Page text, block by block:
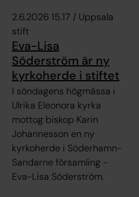
2.6.2026 15.17 / Uppsala
stift
Eva-Lisa
Söderström är ny
kyrkoherde i stiftet
I söndagens högmässa i
Ulrika Eleonora kyrka
mottog biskop Karin
Johannesson en ny
kyrkoherde i Söderhamn-
Sandarne församling -
Eva-Lisa Söderström.